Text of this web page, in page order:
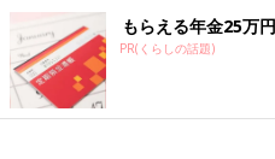
と、安堵（あんど）感でいっぱ
49.5cmでした。「翔馬」と名づ
ところが、生後2日目に胎便が出
したところ腸が動いていなくて
した。急きょ小児外科のある病
もらえる年金25万
PR(くらしの話題)